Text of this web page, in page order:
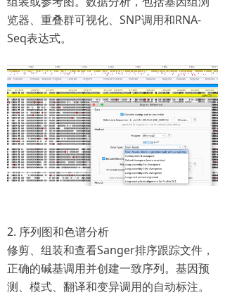
览器、重叠群可视化、SNP调用和RNA-
Seq表达式。
2. 序列图和色谱分析
修剪、组装和查看Sanger排序跟踪文件，
正确的碱基调用并创建一致序列。基因预
测、模式、翻译和变异调用的自动标注。